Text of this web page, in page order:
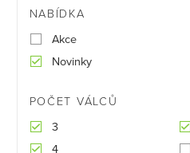
NABÍDKA
Akce
Novinky
POČET VÁLCŮ
3
4